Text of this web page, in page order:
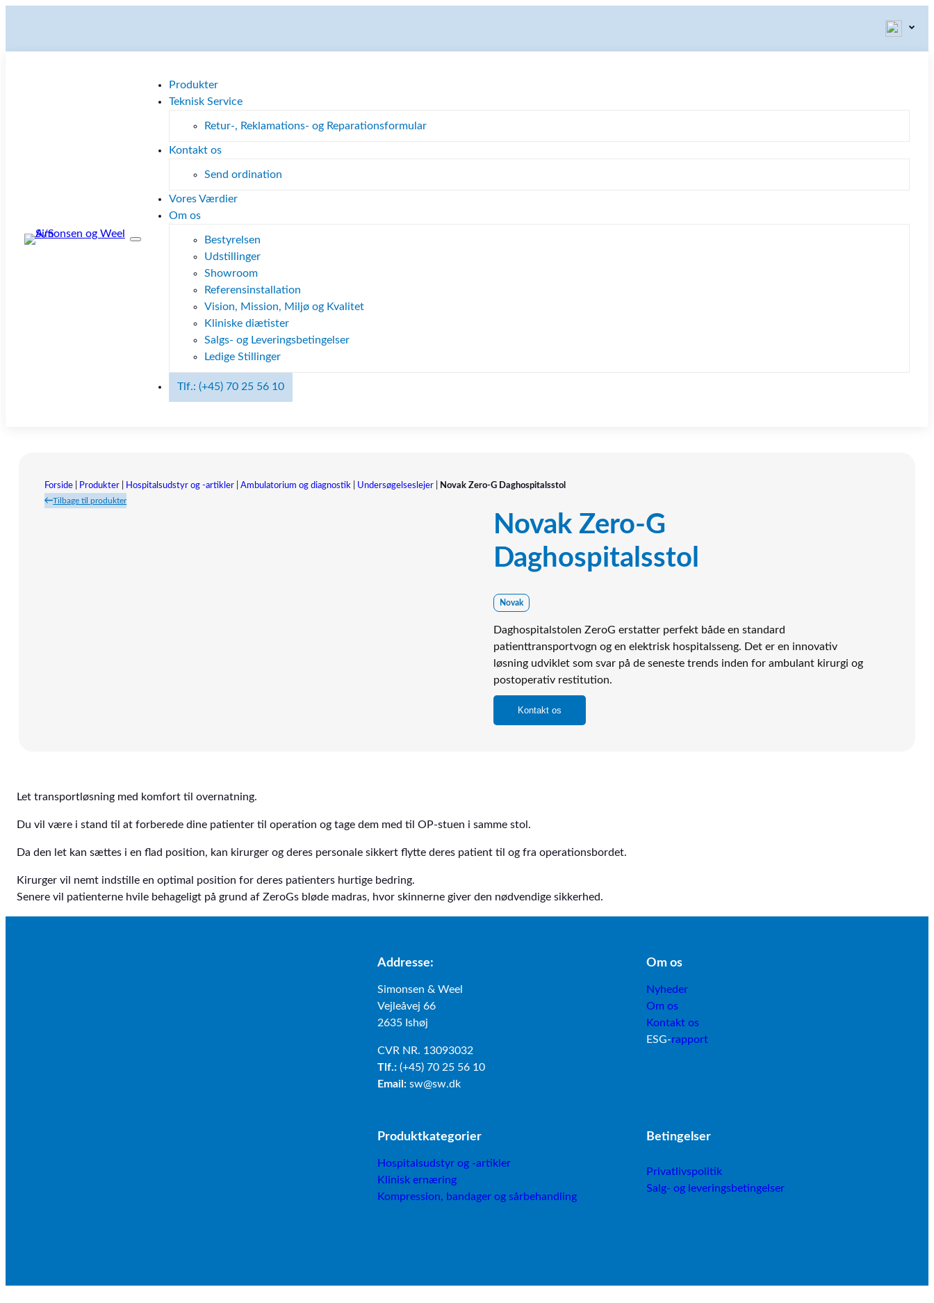
Produkter
Teknisk Service
Retur-, Reklamations- og Reparationsformular
Kontakt os
Send ordination
Vores Værdier
Om os
Bestyrelsen
Udstillinger
Showroom
Referensinstallation
Vision, Mission, Miljø og Kvalitet
Kliniske diætister
Salgs- og Leveringsbetingelser
Ledige Stillinger
Tlf.: (+45) 70 25 56 10
Forside Produkter Hospitalsudstyr og -artikler |Ambulatorium og diagnostik Undersøgelseslejer Novak Zero-G Daghospitalsstol
Tilbage til produkter
Novak Zero-G
Daghospitalsstol
Novak
Daghospitalstolen ZeroG erstatter perfekt både en standard
patienttransportvogn og en elektrisk hospitalsseng. Det er en innovativ
løsning udviklet som svar på de seneste trends inden for ambulant kirurgi og
postoperativ restitution.
Kontakt os
Let transportløsning med komfort til overnatning.
Du vil være i stand til at forberede dine patienter til operation og tage dem med til OP-stuen i samme stol.
Da den let kan sættes i en flad position, kan kirurger og deres personale sikkert flytte deres patient til og fra operationsbordet.
Kirurger vil nemt indstille en optimal position for deres patienters hurtige bedring.
Senere vil patienterne hvile behageligt på grund af ZeroGs bløde madras, hvor skinnerne giver den nødvendige sikkerhed.
Addresse:
Simonsen & Weel
Vejleåvej 66
2635 Ishøj
CVR NR. 13093032
Tlf.:(+45) 70 25 56 10
Email:sw@sw.dk
Om os
Nyheder
Om os
Kontakt os
ESG-rapport
Produktkategorier
Hospitalsudstyr og -artikler
Klinisk ernæring
Kompression, bandager og sårbehandling
Betingelser
Privatlivspolitik
Salg- og leveringsbetingelser